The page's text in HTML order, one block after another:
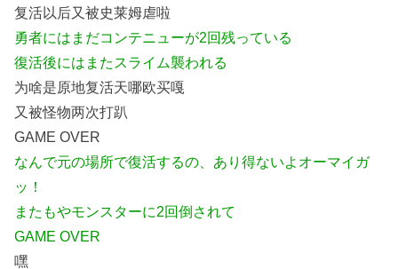
复活以后又被史莱姆虐啦
勇者にはまだコンテニューが2回残っている
復活後にはまたスライム襲われる
为啥是原地复活天哪欧买嘎
又被怪物两次打趴
GAME OVER
なんで元の場所で復活するの、あり得ないよオーマイガ
ッ！
またもやモンスターに2回倒されて
GAME OVER
嘿